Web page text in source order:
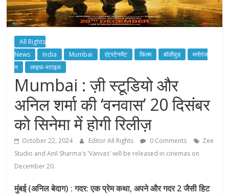
All Rights
News
India Mumbai एंटरटेनमेंट फिल्म बॉलीवुड
मनोरंज
न
लाइफ-स्टाइल
Mumbai : ज़ी स्टूडियो और
अनिल शर्मा की ‘वनवास’ 20 दिसंबर
को सिनेमा में होगी रिलीज़
October 22, 2024 Editor All Rights 0 Comments
Zee
Studio and Anil Sharma's 'Vanvas' will be released in cinemas on
December 20.
मुंबई (अनिल बेदाग) : गदर: एक प्रेम कथा, अपने और गदर 2 जैसी हिट